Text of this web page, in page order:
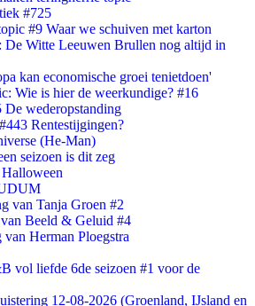
#725
#9 Waar we schuiven met karton
De Witte Leeuwen Brullen nog altijd in
kan economische groei tenietdoen'
Wie is hier de weerkundige? #16
wederopstanding
Rentestijgingen?
(He-Man)
seizoen is dit zeg
van Tanja Groen #2
Beeld & Geluid #4
van Herman Ploegstra
vol liefde 6de seizoen #1 voor de
12-08-2026 (Groenland, IJsland en